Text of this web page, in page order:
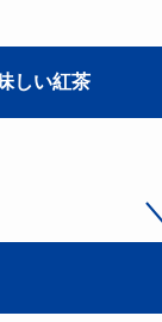
しい紅茶